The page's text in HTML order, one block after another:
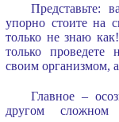
Представьте:
упорно стоите на
только не знаю
только
своим организмом, а
Главное –
другом сложном